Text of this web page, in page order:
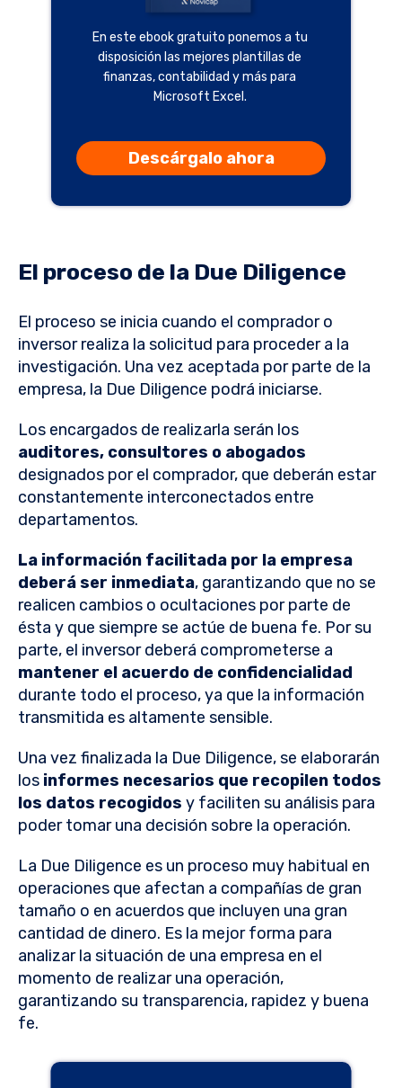
En este ebook gratuito ponemos a tu
disposición las mejores plantillas de
finanzas, contabilidad y más para
Microsoft Excel.
Descárgalo ahora
El proceso de la Due Diligence
El proceso se inicia cuando el comprador o
inversor realiza la solicitud para proceder a la
investigación. Una vez aceptada por parte de la
empresa, la Due Diligence podrá iniciarse.
Los encargados de realizarla serán los
auditores, consultores o abogados
designados por el comprador, que deberán estar
constantemente interconectados entre
departamentos.
La información facilitada por la empresa
deberá ser inmediata, garantizando que no se
realicen cambios o ocultaciones por parte de
ésta y que siempre se actúe de buena fe. Por su
parte, el inversor deberá comprometerse a
mantener el acuerdo de confidencialidad
durante todo el proceso, ya que la información
transmitida es altamente sensible.
Una vez finalizada la Due Diligence, se elaborarán
los informes necesarios que recopilen todos
los datos recogidos y faciliten su análisis para
poder tomar una decisión sobre la operación.
La Due Diligence es un proceso muy habitual en
operaciones que afectan a compañías de gran
tamaño o en acuerdos que incluyen una gran
cantidad de dinero. Es la mejor forma para
analizar la situación de una empresa en el
momento de realizar una operación,
garantizando su transparencia, rapidez y buena
fe.